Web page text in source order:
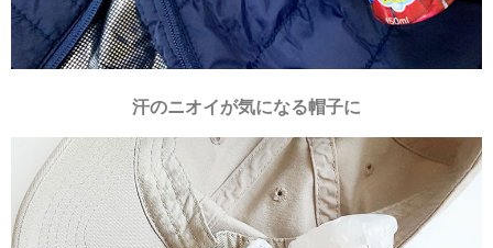
汗のニオイが気になる帽子に